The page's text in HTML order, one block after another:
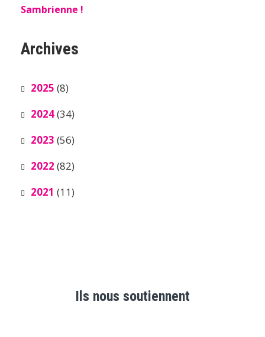
Sambrienne !
Archives
2025 (8)
2024(34)
2023 (56)
2022 (82)
2021 (11)
Ils nous soutiennent